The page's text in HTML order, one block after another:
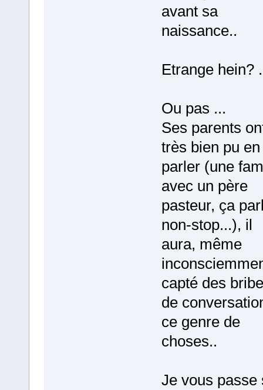
avant sa
naissance..
Etrange hein?
Ou pas ...
Ses parents
très bien pu en
parler (une
avec un père
pasteur, ça
non-stop...), il
aura, même
capté des
de
ce genre de
choses..
Je vous passe